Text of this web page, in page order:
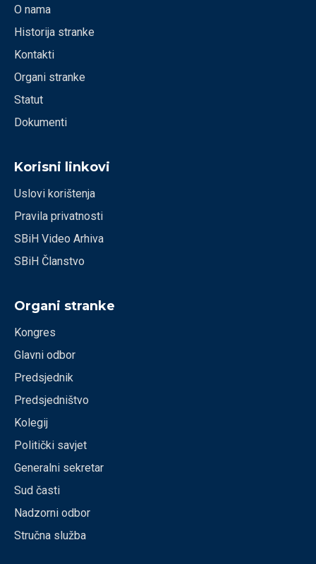
O nama
Historija stranke
Kontakti
Organi stranke
Statut
Dokumenti
Korisni linkovi
Uslovi korištenja
Pravila privatnosti
SBiH Video Arhiva
SBiH Članstvo
Organi stranke
Kongres
Glavni odbor
Predsjednik
Predsjedništvo
Kolegij
Politički savjet
Generalni sekretar
Sud časti
Nadzorni odbor
Stručna služba